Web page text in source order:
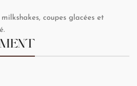
coupes glacées et